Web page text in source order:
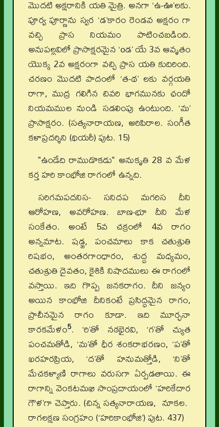
మొదటి అక్షరానికి యతి మైత్రి. అనగా ‘ఉ-ఊ’లకు.
పూర్వ పూర్ణాను స్వర ‘డ’కారం రెండవ అక్షరం గా
వచ్చి ప్రాస నియమం పాటించబడింది.
అనుపల్లవిలో ప్రాసాక్షరమైన ‘oడ’ యే 3వ ఆవృతం
యొక్క 2వ అక్షరంగా వచ్చి ప్రాస యతి కుదిరింది.
చరణం మొదటి పాదంలో ‘త-థ’ లకు వర్గయతి
రాగా, ముద్ర గలిగిన చివరి భాగమునకు ఛందో
నియమముల నుండి సడలింపు ఉంటుంది. ‘మ’
ప్రాసాక్షరం. (సత్యనారాయణ, అరిపిరాల. సంగీత
కళాప్రదర్శిని (థియరీ) పుట. 15)
"ఉండేది రాముడొకడు" అనుకృతి 28 వ మేళ
కర్త హరి కాంభోజి రాగంలో ఉన్నది.
సరిగమపదనిస- సనిదప మగరిస దీని
ఆరోహణ, అవరోహణ. బాణ-భూ దీని మేళ
సంకేతం. అంటే 5వ చక్రంలో 4వ రాగం
అన్నమాట. షడ్జ, పంచమాలు కాక చతుశ్రుతి
రిషభం, అంతరగాంధారం, శుద్ధ మధ్యమం,
చతుశ్రుతి దైవతం, కైశికి నిషాదములు ఈ రాగంలో
వస్తాయి. ఇది గొప్ప జనకరాగం. దీని జన్యం
అయిన కాంభోజి దీనికంటే ప్రసిద్ధమైన రాగం,
ప్రాచీనమైన రాగం కూడా. ఇది మూర్ఛనా
కారకమేళం5. ‘రి’తో నఠభైరవి, ‘గ’తో చ్యుత
పంచమతోడి, ‘మ’తో ధీర శంకరాభరణం, ‘ప’తో
ఖరహరప్రియ, ‘ద’తో హనుమత్తోడి, ‘ని’తో
మేచకళ్యాణి రాగాలు వరుసగా ఏర్పడతాయి. ఈ
రాగాన్ని వెంకటమఖి సాంప్రదాయంలో ‘హరికేదార
గౌళ’గా చెప్తారు. (చిన్న సత్యనారాయణ, నూకల.
రాగలక్షణ సంగ్రహం (‘హరికాంభోజి’) పుట. 437)